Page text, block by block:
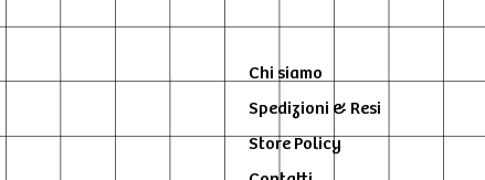
Chi siamo
Spedizioni & Resi
Store Policy